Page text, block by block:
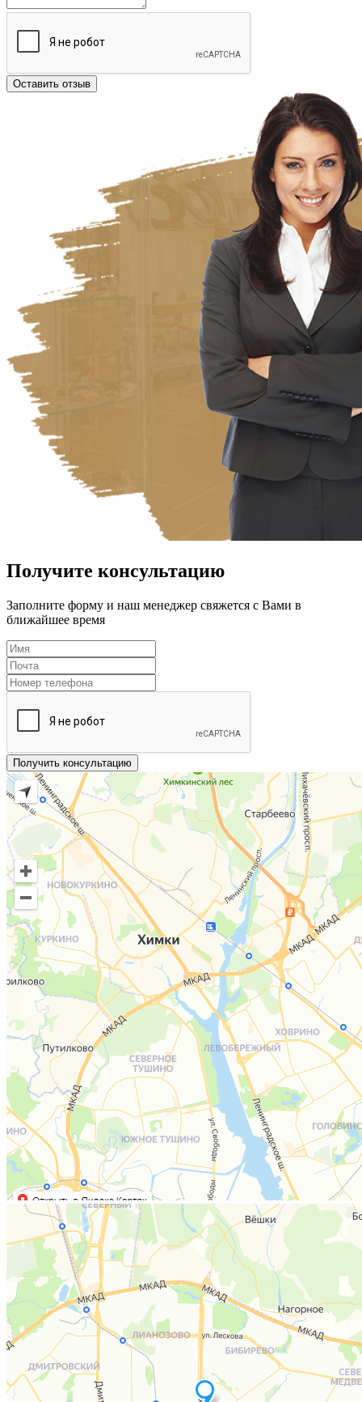
Оставить отзыв
Получите консультацию
Заполните форму и наш менеджер свяжется с Вами в
ближайшее время
Получить консультацию